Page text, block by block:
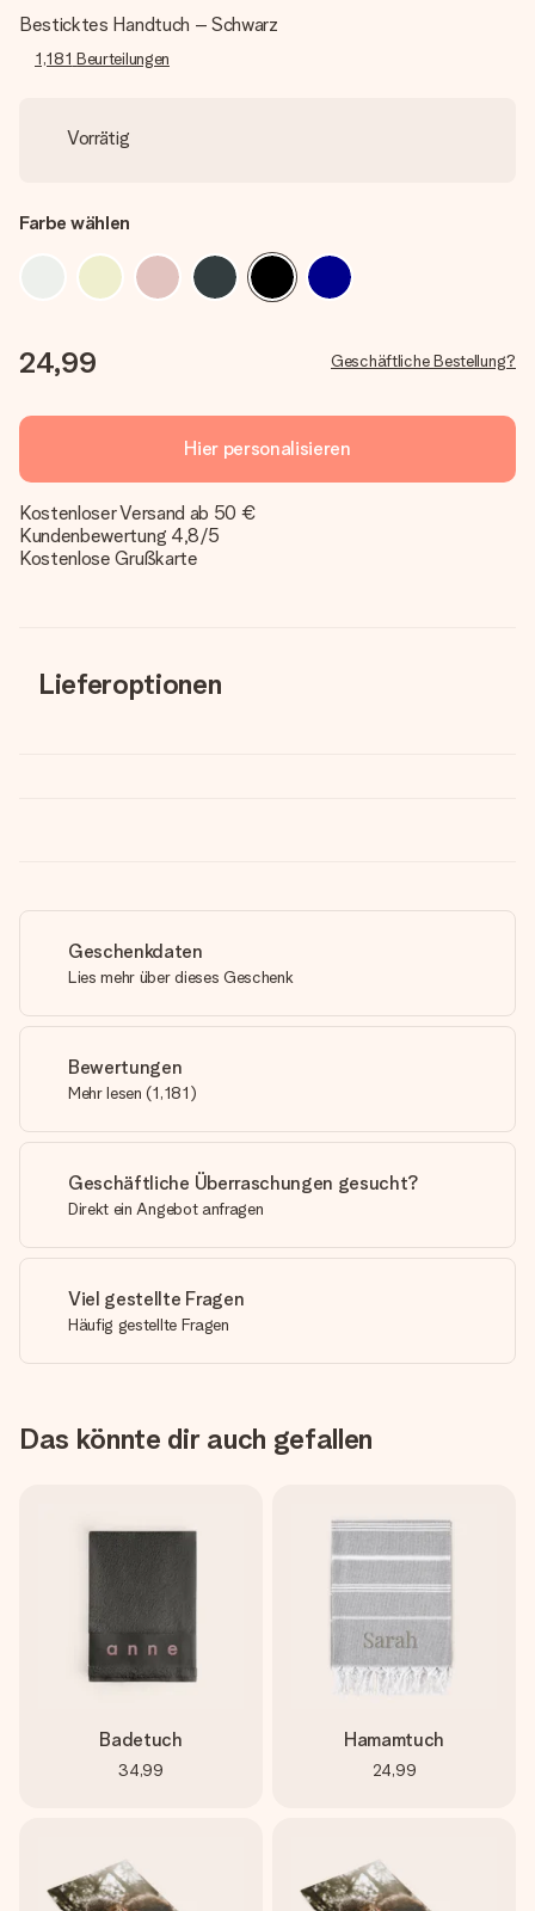
Besticktes Handtuch – Schwarz
1,181 Beurteilungen
Vorrätig
Farbe wählen
24,99 Geschäftliche Bestellung?
Hier personalisieren
Kostenloser Versand ab 50 €
Kundenbewertung 4,8/5
Kostenlose Grußkarte
Lieferoptionen
Geschenkdaten
Lies mehr über dieses Geschenk
Bewertungen
Mehr lesen (1,181)
Geschäftliche Überraschungen gesucht?
Direkt ein Angebot anfragen
Viel gestellte Fragen
Häufig gestellte Fragen
Das könnte dir auch gefallen
Badetuch
34,99
Hamamtuch
24,99